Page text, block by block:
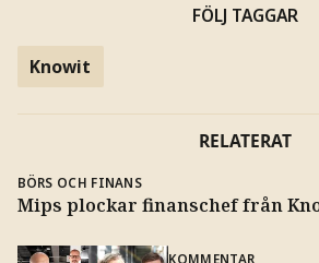
FÖLJ TAGGAR
Knowit
RELATERAT
BÖRS OCH FINANS
Mips plockar finanschef från
KOMMENTAR